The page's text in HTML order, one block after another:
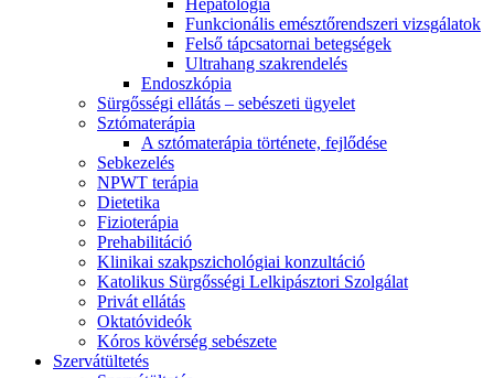
Hepatológia
Funkcionális emésztőrendszeri vizsgálatok
Felső tápcsatornai betegségek
Ultrahang szakrendelés
Endoszkópia
Sürgősségi ellátás – sebészeti ügyelet
Sztómaterápia
A sztómaterápia története, fejlődése
Sebkezelés
NPWT terápia
Dietetika
Fizioterápia
Prehabilitáció
Klinikai szakpszichológiai konzultáció
Katolikus Sürgősségi Lelkipásztori Szolgálat
Privát ellátás
Oktatóvideók
Kóros kövérség sebészete
Szervátültetés